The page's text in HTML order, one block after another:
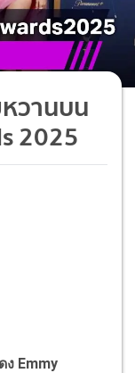
วานบน
2025
Emmy